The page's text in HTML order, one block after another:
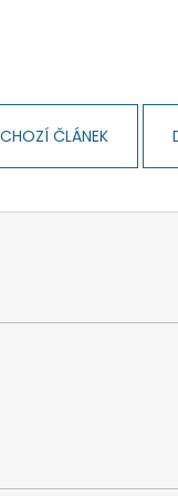
ČLÁNEK